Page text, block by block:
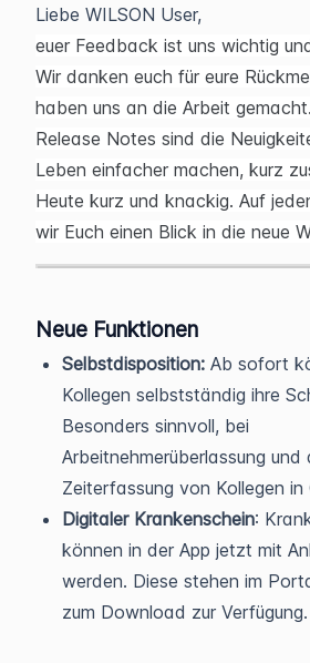
Liebe WILSON User,
euer Feedback ist uns wichtig
Wir danken euch für eure
haben uns an die Arbeit
Release Notes sind die
Leben einfacher machen, kurz
Heute kurz und knackig. Auf
wir Euch einen Blick in die neue
Neue Funktionen
Selbstdisposition: Ab sofort
Kollegen selbstständig ihre
Besonders sinnvoll, bei
Arbeitnehmerüberlassung und
Zeiterfassung von Kollegen in
Digitaler Krankenschein:
können in der App jetzt mit
werden. Diese stehen im
zum Download zur Verfügung.